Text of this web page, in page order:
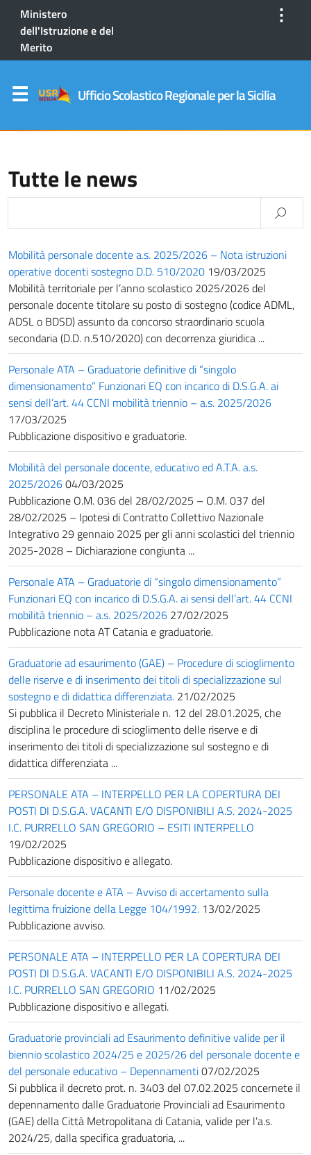
Ministero
dell'Istruzione e del
Merito
⋮
Ufficio Scolastico Regionale per la Sicilia
Tutte le news
Mobilità personale docente a.s. 2025/2026 – Nota istruzioni
operative docenti sostegno D.D. 510/2020 19/03/2025
Mobilità territoriale per l’anno scolastico 2025/2026 del
personale docente titolare su posto di sostegno (codice ADML,
ADSL o BDSD) assunto da concorso straordinario scuola
secondaria (D.D. n.510/2020) con decorrenza giuridica ...
Personale ATA – Graduatorie definitive di “singolo
dimensionamento” Funzionari EQ con incarico di D.S.G.A. ai
sensi dell’art. 44 CCNI mobilità triennio – a.s. 2025/2026
17/03/2025
Pubblicazione dispositivo e graduatorie.
Mobilità del personale docente, educativo ed A.T.A. a.s.
2025/202604/03/2025
Pubblicazione O.M. 036 del 28/02/2025 – O.M. 037 del
28/02/2025 – Ipotesi di Contratto Collettivo Nazionale
Integrativo 29 gennaio 2025 per gli anni scolastici del triennio
2025-2028 – Dichiarazione congiunta ...
Personale ATA – Graduatorie di “singolo dimensionamento”
Funzionari EQ con incarico di D.S.G.A. ai sensi dell’art. 44 CCNI
mobilità triennio – a.s. 2025/2026 27/02/2025
Pubblicazione nota AT Catania e graduatorie.
Graduatorie ad esaurimento (GAE) – Procedure di scioglimento
delle riserve e di inserimento dei titoli di specializzazione sul
sostegno e di didattica differenziata. 21/02/2025
Si pubblica il Decreto Ministeriale n. 12 del 28.01.2025, che
disciplina le procedure di scioglimento delle riserve e di
inserimento dei titoli di specializzazione sul sostegno e di
didattica differenziata ...
PERSONALE ATA – INTERPELLO PER LA COPERTURA DEI
POSTI DI D.S.G.A. VACANTI E/O DISPONIBILI A.S. 2024-2025
I.C. PURRELLO SAN GREGORIO – ESITI INTERPELLO
19/02/2025
Pubblicazione dispositivo e allegato.
Personale docente e ATA – Avviso di accertamento sulla
legittima fruizione della Legge 104/1992. 13/02/2025
Pubblicazione avviso.
PERSONALE ATA – INTERPELLO PER LA COPERTURA DEI
POSTI DI D.S.G.A. VACANTI E/O DISPONIBILI A.S. 2024-2025
I.C. PURRELLO SAN GREGORIO 11/02/2025
Pubblicazione dispositivo e allegati.
Graduatorie provinciali ad Esaurimento definitive valide per il
biennio scolastico 2024/25 e 2025/26 del personale docente e
del personale educativo – Depennamenti07/02/2025
Si pubblica il decreto prot. n. 3403 del 07.02.2025 concernete il
depennamento dalle Graduatorie Provinciali ad Esaurimento
(GAE) della Città Metropolitana di Catania, valide per l’a.s.
2024/25, dalla specifica graduatoria, ...